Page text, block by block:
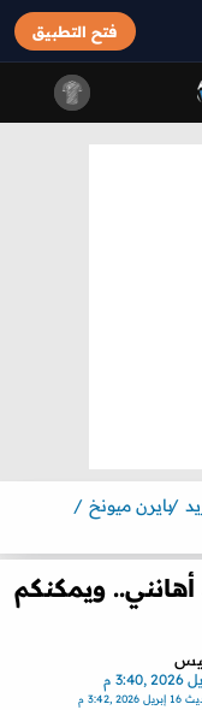
فتح التطبيق
بايرن ميونخ
ويمكنكم
16 إبريل 2026 ,3:42 م